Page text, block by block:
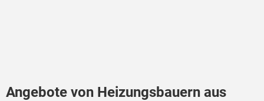
Angebote von Heizungsbauern aus